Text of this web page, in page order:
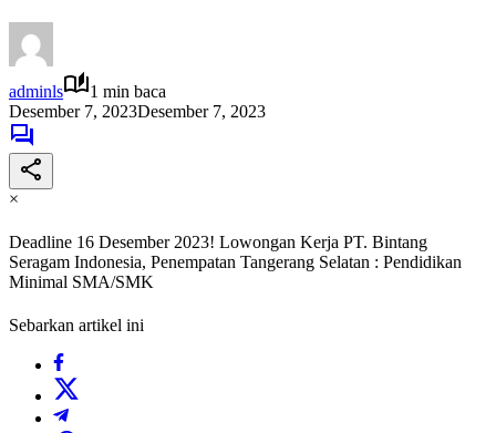
adminls
1 min baca
Desember 7, 2023Desember 7, 2023
×
Deadline 16 Desember 2023! Lowongan Kerja PT. Bintang
Seragam Indonesia, Penempatan Tangerang Selatan : Pendidikan
Minimal SMA/SMK
Sebarkan artikel ini